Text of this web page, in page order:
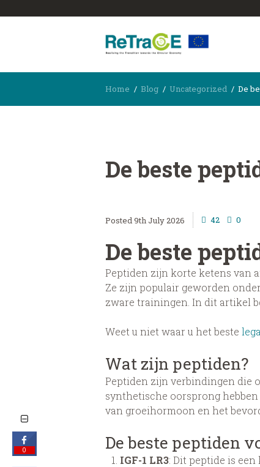
Home Blog Uncategorized De
De beste
9th July 2026 42 0
De beste
Peptiden zijn korte ketens van
Ze zijn populair geworden
zware trainingen. In dit artikel
Weet u niet waar u het beste
Wat zijn peptiden?
Peptiden zijn verbindingen die
synthetische oorsprong
van groeihormoon en het
De beste peptiden
IGF-1 LR3: Dit peptide is
0